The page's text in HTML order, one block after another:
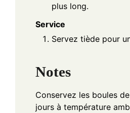
plus long.
Service
Servez tiède pour
Notes
Conservez les boules
jours à température